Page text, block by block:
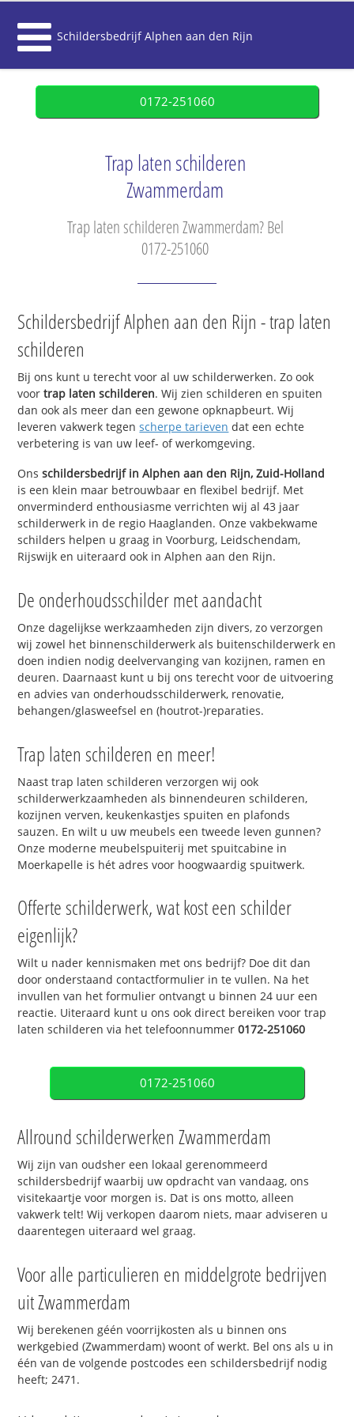
Schildersbedrijf Alphen aan den Rijn
0172-251060
Trap laten schilderen
Zwammerdam
Trap laten schilderen Zwammerdam? Bel
0172-251060
Schildersbedrijf Alphen aan den Rijn - trap laten
schilderen
Bij ons kunt u terecht voor al uw schilderwerken. Zo ook
voortrap laten schilderen. Wij zien schilderen en spuiten
dan ook als meer dan een gewone opknapbeurt. Wij
leveren vakwerk tegenscherpe tarieven dat een echte
verbetering is van uw leef- of werkomgeving.
Onsschildersbedrijf in Alphen aan den Rijn, Zuid-Holland
is een klein maar betrouwbaar en flexibel bedrijf. Met
onverminderd enthousiasme verrichten wij al 43 jaar
schilderwerk in de regio Haaglanden. Onze vakbekwame
schilders helpen u graag in Voorburg, Leidschendam,
Rijswijk en uiteraard ook in Alphen aan den Rijn.
De onderhoudsschilder met aandacht
Onze dagelijkse werkzaamheden zijn divers, zo verzorgen
wij zowel het binnenschilderwerk als buitenschilderwerk en
doen indien nodig deelvervanging van kozijnen, ramen en
deuren. Daarnaast kunt u bij ons terecht voor de uitvoering
en advies van onderhoudsschilderwerk, renovatie,
behangen/glasweefsel en (houtrot-)reparaties.
Trap laten schilderen en meer!
Naast trap laten schilderen verzorgen wij ook
schilderwerkzaamheden als binnendeuren schilderen,
kozijnen verven, keukenkastjes spuiten en plafonds
sauzen. En wilt u uw meubels een tweede leven gunnen?
Onze moderne meubelspuiterij met spuitcabine in
Moerkapelle is hét adres voor hoogwaardig spuitwerk.
Offerte schilderwerk, wat kost een schilder
eigenlijk?
Wilt u nader kennismaken met ons bedrijf? Doe dit dan
door onderstaand contactformulier in te vullen. Na het
invullen van het formulier ontvangt u binnen 24 uur een
reactie. Uiteraard kunt u ons ook direct bereiken voor trap
laten schilderen via het telefoonnummer0172-251060
0172-251060
Allround schilderwerken Zwammerdam
Wij zijn van oudsher een lokaal gerenommeerd
schildersbedrijf waarbij uw opdracht van vandaag, ons
visitekaartje voor morgen is. Dat is ons motto, alleen
vakwerk telt! Wij verkopen daarom niets, maar adviseren u
daarentegen uiteraard wel graag.
Voor alle particulieren en middelgrote bedrijven
uit Zwammerdam
Wij berekenen géén voorrijkosten als u binnen ons
werkgebied (Zwammerdam) woont of werkt. Bel ons als u in
één van de volgende postcodes een schildersbedrijf nodig
heeft; 2471.